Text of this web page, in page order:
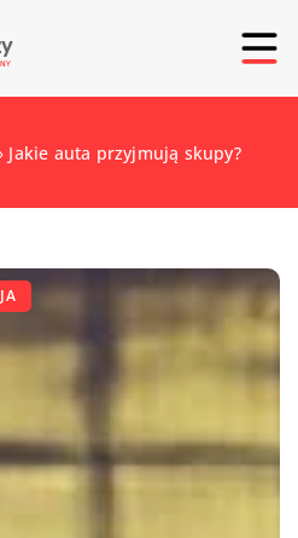
Jakie auta przyjmują skupy?